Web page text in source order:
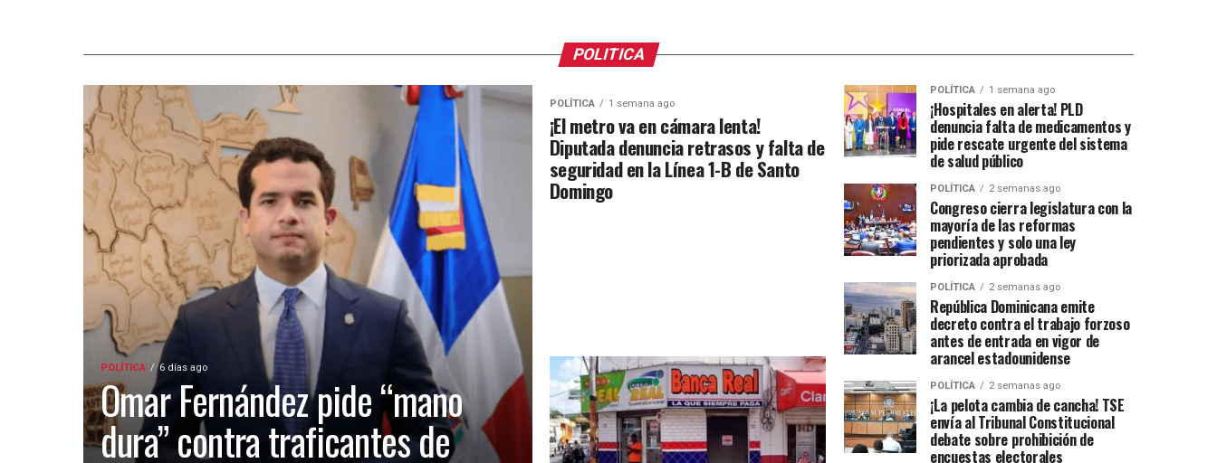
POLITICA
POLÍTICA 6 días ago
Omar Fernández pide “mano
dura” contra traficantes de
POLÍTICA 1 semana ago
¡El metro va en cámara lenta!
Diputada denuncia retrasos y falta de
seguridad en la Línea 1-B de Santo
Domingo
POLÍTICA 1 semana ago
¡Hospitales en alerta! PLD
denuncia falta de medicamentos y
pide rescate urgente del sistema
de salud público
POLÍTICA 2 semanas ago
Congreso cierra legislatura con la
mayoría de las reformas
pendientes y solo una ley
priorizada aprobada
POLÍTICA 2 semanas ago
República Dominicana emite
decreto contra el trabajo forzoso
antes de entrada en vigor de
arancel estadounidense
POLÍTICA 2 semanas ago
¡La pelota cambia de cancha! TSE
envía al Tribunal Constitucional
debate sobre prohibición de
encuestas electorales